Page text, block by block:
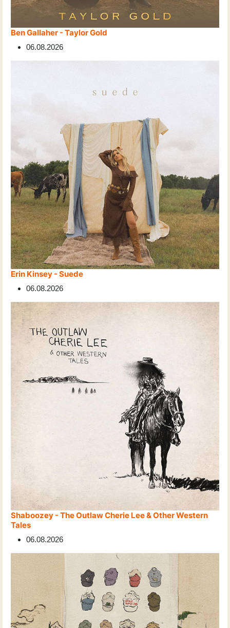
Ben Gallaher - Taylor Gold
06.08.2026
Erin Kinsey - Suede
06.08.2026
Shaboozey - The Outlaw Cherie Lee & Other Western
Tales
06.08.2026